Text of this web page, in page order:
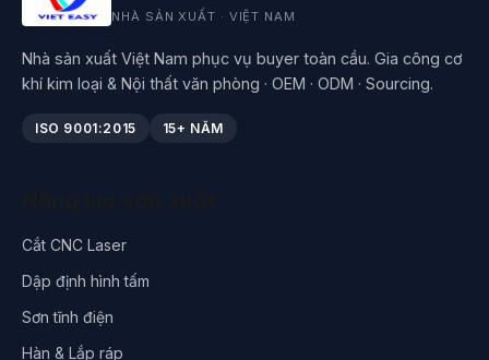
NHÀ SẢN XUẤT · VIỆT NAM
Nhà sản xuất Việt Nam phục vụ buyer toàn cầu. Gia công cơ
khí kim loại & Nội thất văn phòng · OEM · ODM · Sourcing.
ISO 9001:2015 15+ NĂM
Cắt CNC Laser
Dập định hình tấm
Sơn tĩnh điện
Hàn & Lắp ráp